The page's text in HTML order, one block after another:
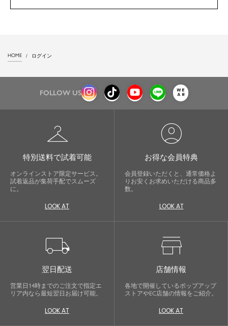
HOME ログイン
FOLLOW US
checkroom
特別送料で試着可能
オンラインストア限定サービス。
試着返品が集荷手配でスムーズ
に。
LOOK AT
account_circle
お得な会員特典
会員登録いただくと、通常価格よ
りお安くお求めいただける商品多
数。
LOOK AT
local_shipping
翌日配送
営業日14時までのご注文で指定エ
リア内なら最短翌日お届け可能。
LOOK AT
store
店舗情報
各地で開催しているポップアップ
ストアやEC店舗の情報をご紹介。
LOOK AT